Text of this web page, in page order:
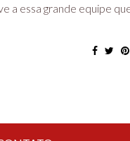
a essa grande equipe